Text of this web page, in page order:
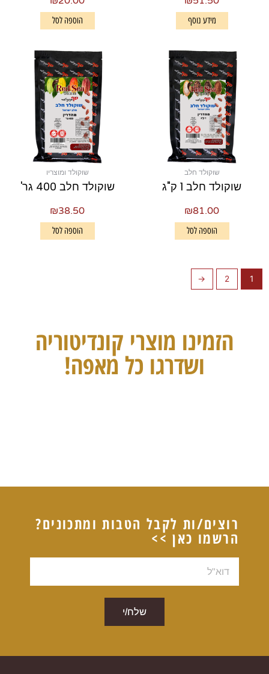
מידע נוסף הוספה לסל
שוקולד חלב
שוקולד חלב 1 ק"ג
₪81.00
הוספה לסל
שוקולד ומוצריו
שוקולד חלב 400 גר'
₪38.50
הוספה לסל
1
2
←
הזמינו מוצרי קונדיטוריה
ושדרגו כל מאפה!
רוצים/ות לקבל הטבות ומתכונים?
הרשמו כאן >>
שלח/י